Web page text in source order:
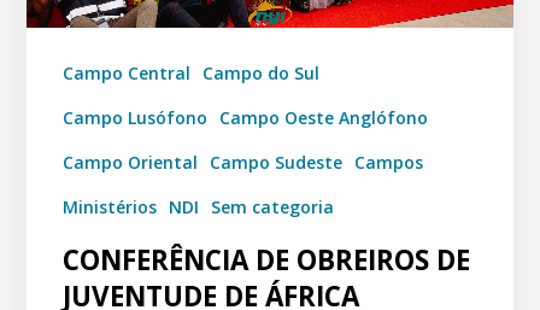
Campo Central
Campo do Sul
Campo Lusófono
Campo Oeste Anglófono
Campo Oriental
Campo Sudeste Campos
Ministérios NDI Sem categoria
CONFERÊNCIA DE OBREIROS DE
JUVENTUDE DE ÁFRICA